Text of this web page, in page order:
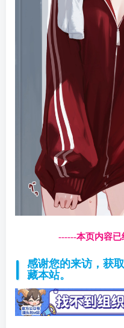
------本页内容
感谢您的来访，获
藏本站。